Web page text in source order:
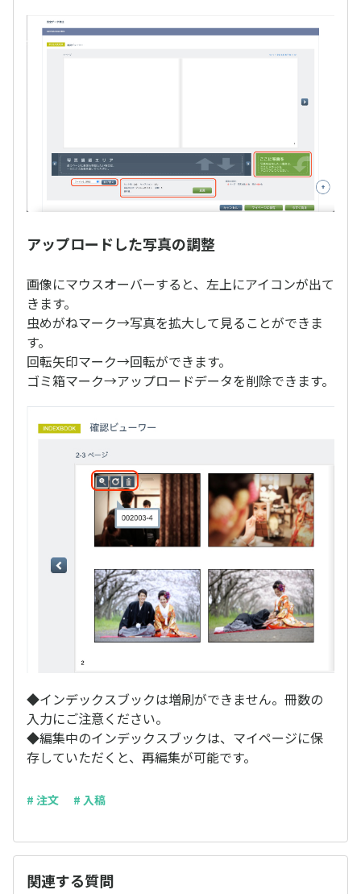
アップロードした写真の調整
画像にマウスオーバーすると、左上にアイコンが出て
きます。
虫めがねマーク→写真を拡大して見ることができま
す。
回転矢印マーク→回転ができます。
ゴミ箱マーク→アップロードデータを削除できます。
◆インデックスブックは増刷ができません。冊数の
入力にご注意ください。
◆編集中のインデックスブックは、マイページに保
存していただくと、再編集が可能です。
# 注文 # 入稿
関連する質問